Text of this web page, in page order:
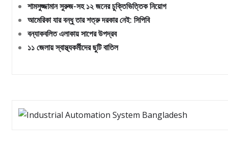
শামসুজ্জামান সুরুজ-সহ ১২ জনের চুক্তিভিত্তিক নিয়োগ
আমেরিকা যার বন্ধু তার শত্রু দরকার নেই: সিপিবি
বন্যাকবলিত এলাকায় সাপের উপদ্রব
১১ জেলায় স্বাস্থ্যকর্মীদের ছুটি বাতিল